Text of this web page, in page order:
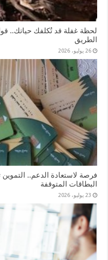
لحظة غفلة قد تُكلفك حياتك..
الطريق
26 يوليو، 2026
فرصة لاستعادة الدعم..
البطاقات المتوقفة
23 يوليو، 2026